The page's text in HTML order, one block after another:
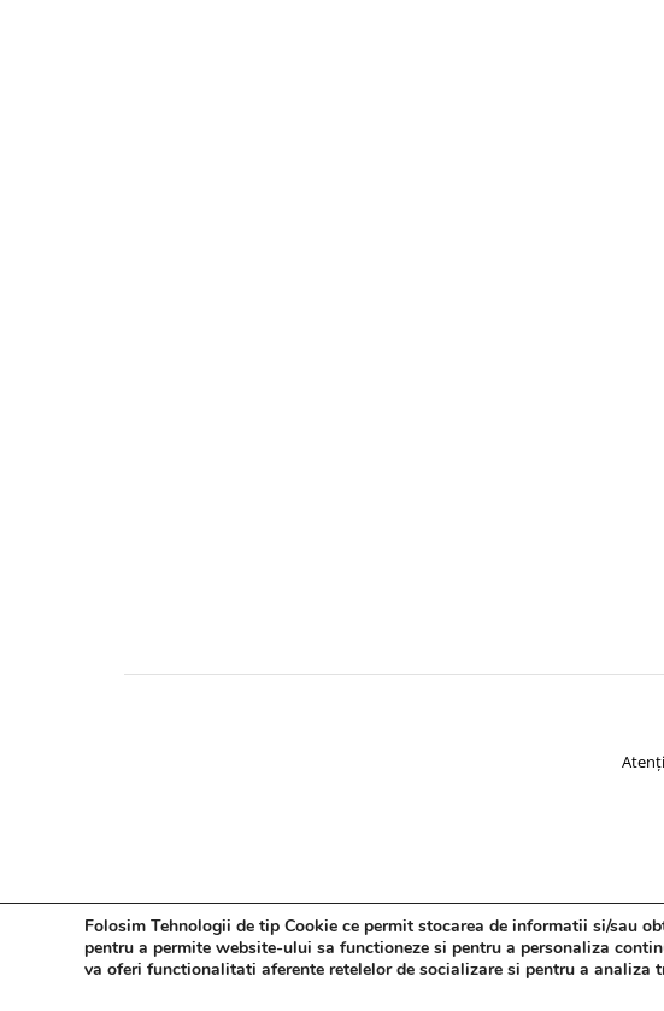
Folosim Tehnologii de tip Cookie ce permit stocarea de informatii si/sau
pentru a permite website-ului sa functioneze si pentru a personaliza
va oferi functionalitati aferente retelelor de socializare si pentru a analiza